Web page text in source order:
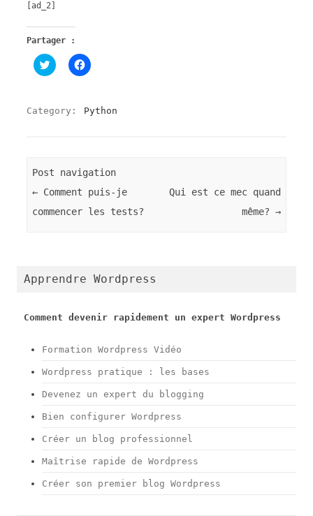
[ad_2]
Partager :
C
l
e
z
a
t
a
g
e
i
r
v
e
a
n
u
e
n
u
e
C
l
e
a
r
t
a
g
e
o
u
r
d
a
s
v
e
Category: Python
Post navigation
← Comment puis-je
commencer les tests?
Qui est ce mec quand
même? →
Apprendre Wordpress
Comment devenir rapidement un expert Wordpress
Formation Wordpress Vidéo
Wordpress pratique : les bases
Devenez un expert du blogging
Bien configurer Wordpress
Créer un blog professionnel
Maîtrise rapide de Wordpress
Créer son premier blog Wordpress